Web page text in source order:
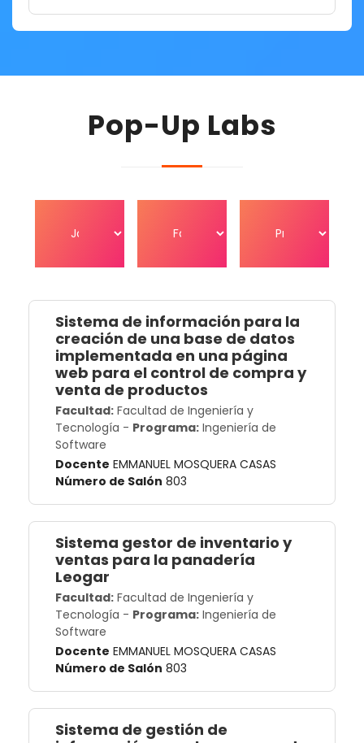
Pop-Up Labs
Sistema de información para la
creación de una base de datos
implementada en una página
web para el control de compra y
venta de productos
Facultad: Facultad de Ingeniería y
Tecnología - Programa: Ingeniería de
Software
Docente EMMANUEL MOSQUERA CASAS
Número de Salón 803
Sistema gestor de inventario y
ventas para la panadería
Leogar
Facultad: Facultad de Ingeniería y
Tecnología - Programa: Ingeniería de
Software
Docente EMMANUEL MOSQUERA CASAS
Número de Salón 803
Sistema de gestión de